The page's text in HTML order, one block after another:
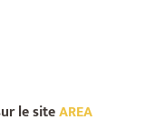
le siteAREA